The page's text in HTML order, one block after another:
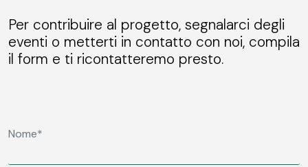
Per contribuire al progetto, segnalarci degli
eventi o metterti in contatto con noi, compila
il form e ti ricontatteremo presto.